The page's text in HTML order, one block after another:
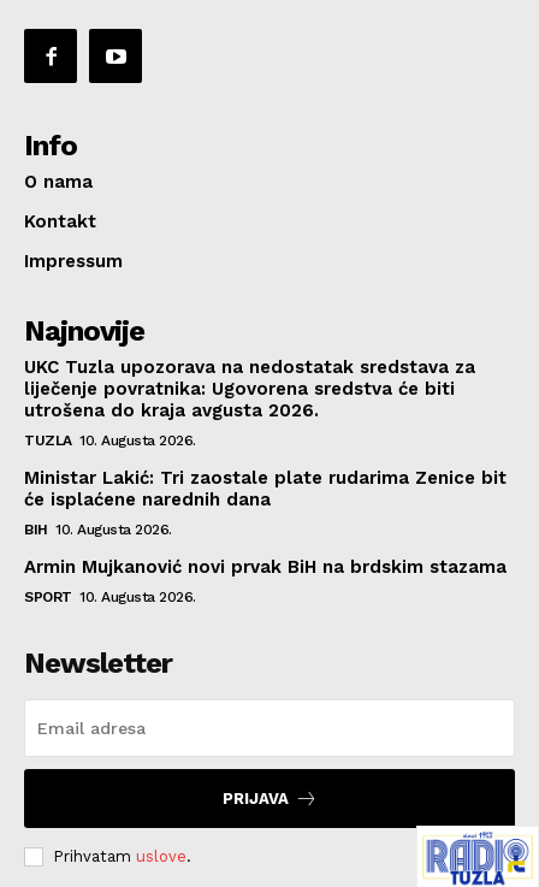
Info
O nama
Kontakt
Impressum
Najnovije
UKC Tuzla upozorava na nedostatak sredstava za
liječenje povratnika: Ugovorena sredstva će biti
utrošena do kraja avgusta 2026.
TUZLA 10. Augusta 2026.
Ministar Lakić: Tri zaostale plate rudarima Zenice bit
će isplaćene narednih dana
BIH 10. Augusta 2026.
Armin Mujkanović novi prvak BiH na brdskim stazama
SPORT 10. Augusta 2026.
Newsletter
PRIJAVA
Prihvatam uslove.